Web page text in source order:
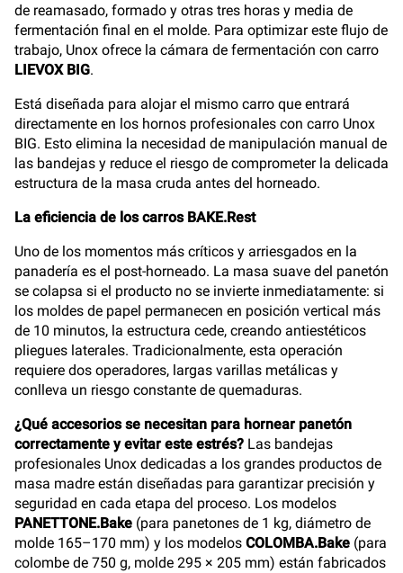
de reamasado, formado y otras tres horas y media de
fermentación final en el molde. Para optimizar este flujo de
trabajo, Unox ofrece la cámara de fermentación con carro
LIEVOX BIG.
Está diseñada para alojar el mismo carro que entrará
directamente en los hornos profesionales con carro Unox
BIG. Esto elimina la necesidad de manipulación manual de
las bandejas y reduce el riesgo de comprometer la delicada
estructura de la masa cruda antes del horneado.
La eficiencia de los carros BAKE.Rest
Uno de los momentos más críticos y arriesgados en la
panadería es el post-horneado. La masa suave del panetón
se colapsa si el producto no se invierte inmediatamente: si
los moldes de papel permanecen en posición vertical más
de 10 minutos, la estructura cede, creando antiestéticos
pliegues laterales. Tradicionalmente, esta operación
requiere dos operadores, largas varillas metálicas y
conlleva un riesgo constante de quemaduras.
¿Qué accesorios se necesitan para hornear panetón
correctamente y evitar este estrés? Las bandejas
profesionales Unox dedicadas a los grandes productos de
masa madre están diseñadas para garantizar precisión y
seguridad en cada etapa del proceso. Los modelos
PANETTONE.Bake (para panetones de 1 kg, diámetro de
molde 165–170 mm) y los modelos COLOMBA.Bake (para
colombe de 750 g, molde 295 × 205 mm) están fabricados